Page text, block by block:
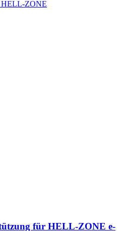
für HELL-ZONE e-